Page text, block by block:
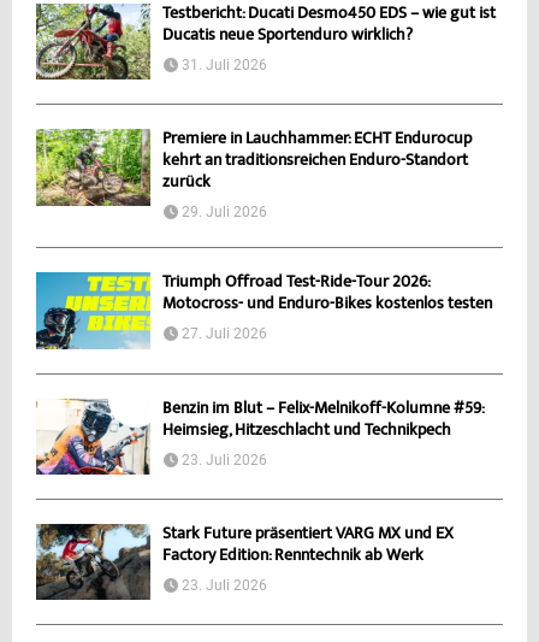
Testbericht: Ducati Desmo450 EDS – wie gut ist
Ducatis neue Sportenduro wirklich?
31. Juli 2026
Premiere in Lauchhammer: ECHT Endurocup
kehrt an traditionsreichen Enduro-Standort
zurück
29. Juli 2026
Triumph Offroad Test-Ride-Tour 2026:
Motocross- und Enduro-Bikes kostenlos testen
27. Juli 2026
Benzin im Blut – Felix-Melnikoff-Kolumne #59:
Heimsieg, Hitzeschlacht und Technikpech
23. Juli 2026
Stark Future präsentiert VARG MX und EX
Factory Edition: Renntechnik ab Werk
23. Juli 2026